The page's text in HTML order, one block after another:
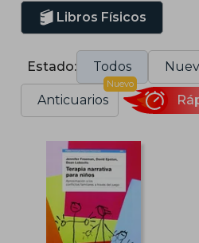
Libros Físicos
Estado: Todos
Anticuarios
Nuevo